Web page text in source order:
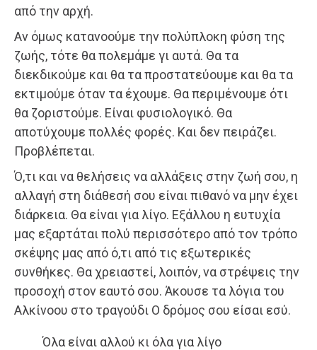
από την αρχή.
Αν όμως κατανοούμε την πολύπλοκη φύση της
ζωής, τότε θα πολεμάμε γι αυτά. Θα τα
διεκδικούμε και θα τα προστατεύουμε και θα τα
εκτιμούμε όταν τα έχουμε. Θα περιμένουμε ότι
θα ζοριστούμε. Είναι φυσιολογικό. Θα
αποτύχουμε πολλές φορές. Και δεν πειράζει.
Προβλέπεται.
Ό,τι και να θελήσεις να αλλάξεις στην ζωή σου, η
αλλαγή στη διάθεσή σου είναι πιθανό να μην έχει
διάρκεια. Θα είναι για λίγο. Εξάλλου η ευτυχία
μας εξαρτάται πολύ περισσότερο από τον τρόπο
σκέψης μας από ό,τι από τις εξωτερικές
συνθήκες. Θα χρειαστεί, λοιπόν, να στρέψεις την
προσοχή στον εαυτό σου. Άκουσε τα λόγια του
Αλκίνοου στο τραγούδι Ο δρόμος σου είσαι εσύ.
Όλα είναι αλλού κι όλα για λίγο